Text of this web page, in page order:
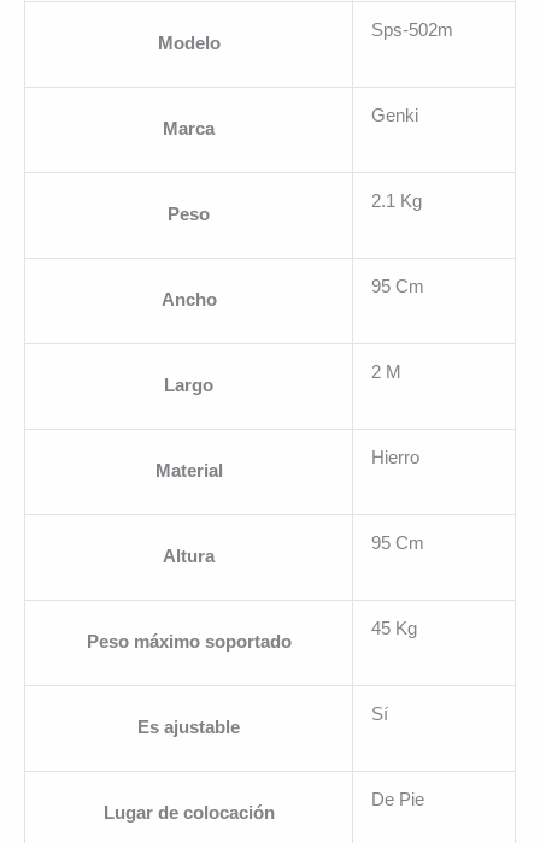
Modelo
Sps-502m
Marca
Genki
Peso
2.1 Kg
Ancho
95 Cm
Largo
2 M
Material
Hierro
Altura
95 Cm
Peso máximo soportado
45 Kg
Es ajustable
Sí
Lugar de colocación
De Pie